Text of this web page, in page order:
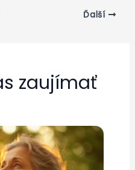
Ďalší
zaujímať